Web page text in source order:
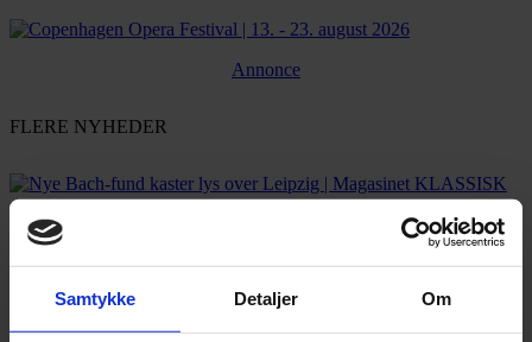
Samtykke Detaljer Om
Annonce
FLERE NYHEDER